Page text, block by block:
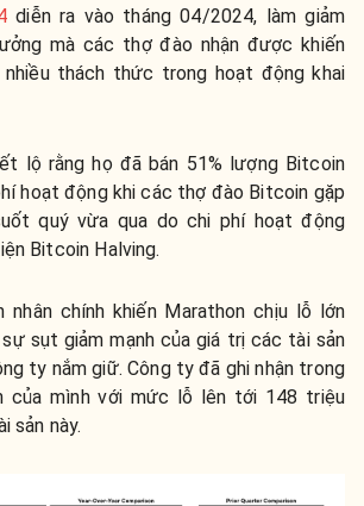
diễn ra vào tháng 04/2024, làm giảm
mà các thợ đào nhận được khiến
thách thức trong hoạt động khai
lộ rằng họ đã bán 51% lượng Bitcoin
hoạt động khi các thợ đào Bitcoin gặp
quý vừa qua do chi phí hoạt động
Bitcoin Halving.
nhân chính khiến Marathon chịu lỗ lớn
sụt giảm mạnh của giá trị các tài sản
ty nắm giữ. Công ty đã ghi nhận trong
của mình với mức lỗ lên tới 148 triệu
sản này.